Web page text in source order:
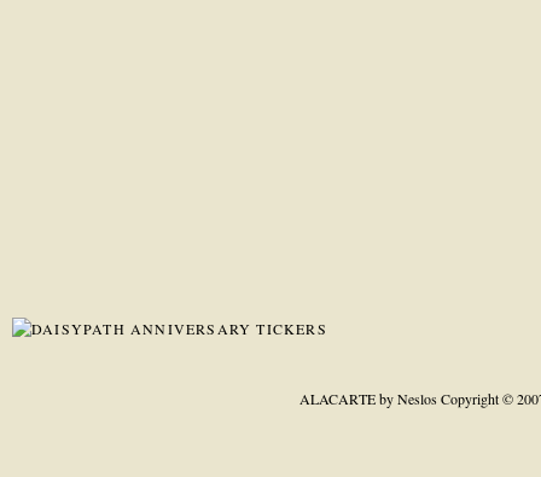
ALACARTE by NeslosCopyright ©